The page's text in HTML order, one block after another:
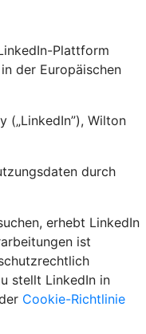
Plattform
der Europäischen
(„LinkedIn”), Wilton
durch
erhebt LinkedIn
ist
stellt LinkedIn in
Cookie-Richtlinie